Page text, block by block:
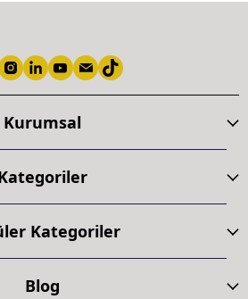
Kurumsal
Kategoriler
Blog